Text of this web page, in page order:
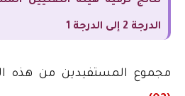
الدرجة 2 إلى الدرجة 1
مجموع المستفيدين من هذه